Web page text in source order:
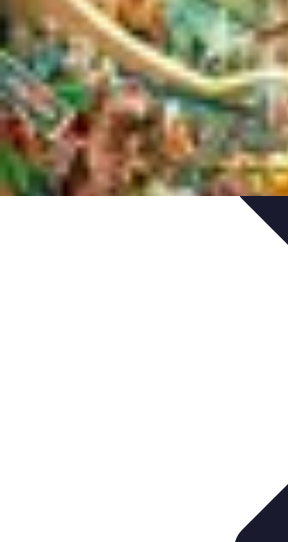
Compréhension de l'accessibilitéAccessibilité Guides pratiques Guide Pratique
Shopping Accessible